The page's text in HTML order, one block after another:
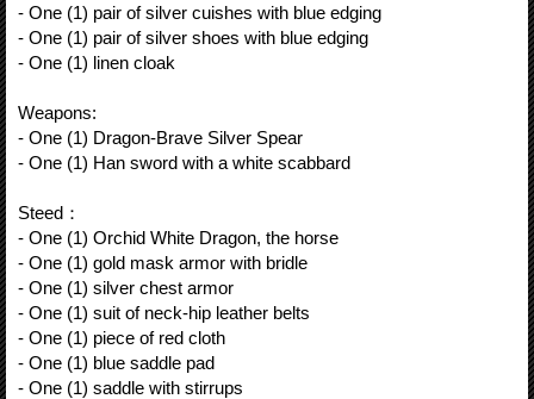
- One (1) pair of silver cuishes with blue edging
- One (1) pair of silver shoes with blue edging
- One (1) linen cloak
Weapons:
- One (1) Dragon-Brave Silver Spear
- One (1) Han sword with a white scabbard
Steed：
- One (1) Orchid White Dragon, the horse
- One (1) gold mask armor with bridle
- One (1) silver chest armor
- One (1) suit of neck-hip leather belts
- One (1) piece of red cloth
- One (1) blue saddle pad
- One (1) saddle with stirrups